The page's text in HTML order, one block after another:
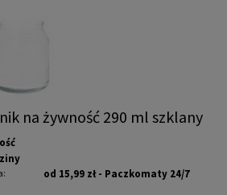
na żywność 290 ml szklany
od 15,99 zł - Paczkomaty 24/7